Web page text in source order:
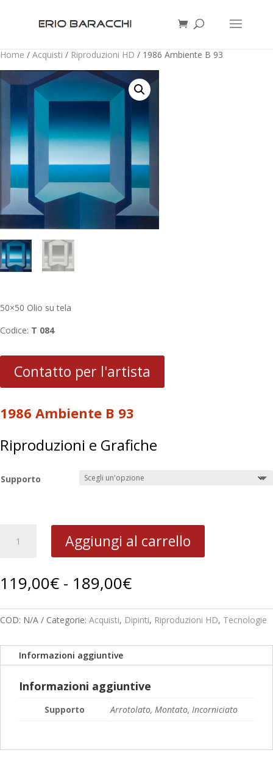
Home / Acquisti / Riproduzioni HD / 1986 Ambiente B 93
50×50 Olio su tela
Codice: T 084
Contatto per l'artista
1986 Ambiente B 93
Riproduzioni e Grafiche
Supporto
Ambiente
quantità
Aggiungi al carrello
119,00€ - 189,00€Fascia
di
prezzo:
da
a
189,00€
COD: N/A Categorie: Acquisti, Dipinti, Riproduzioni HD, Tecnologie
Informazioni aggiuntive
Informazioni aggiuntive
Supporto Arrotolato, Montato, Incorniciato